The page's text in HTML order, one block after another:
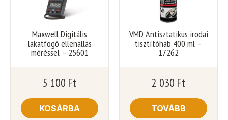
Maxwell Digitális
lakatfogó ellenállás
méréssel – 25601
5 100 Ft
KOSÁRBA
VMD Antisztatikus irodai
tisztítóhab 400 ml –
17262
2 030 Ft
TOVÁBB